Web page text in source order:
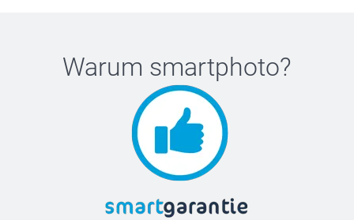
Warum smartphoto?